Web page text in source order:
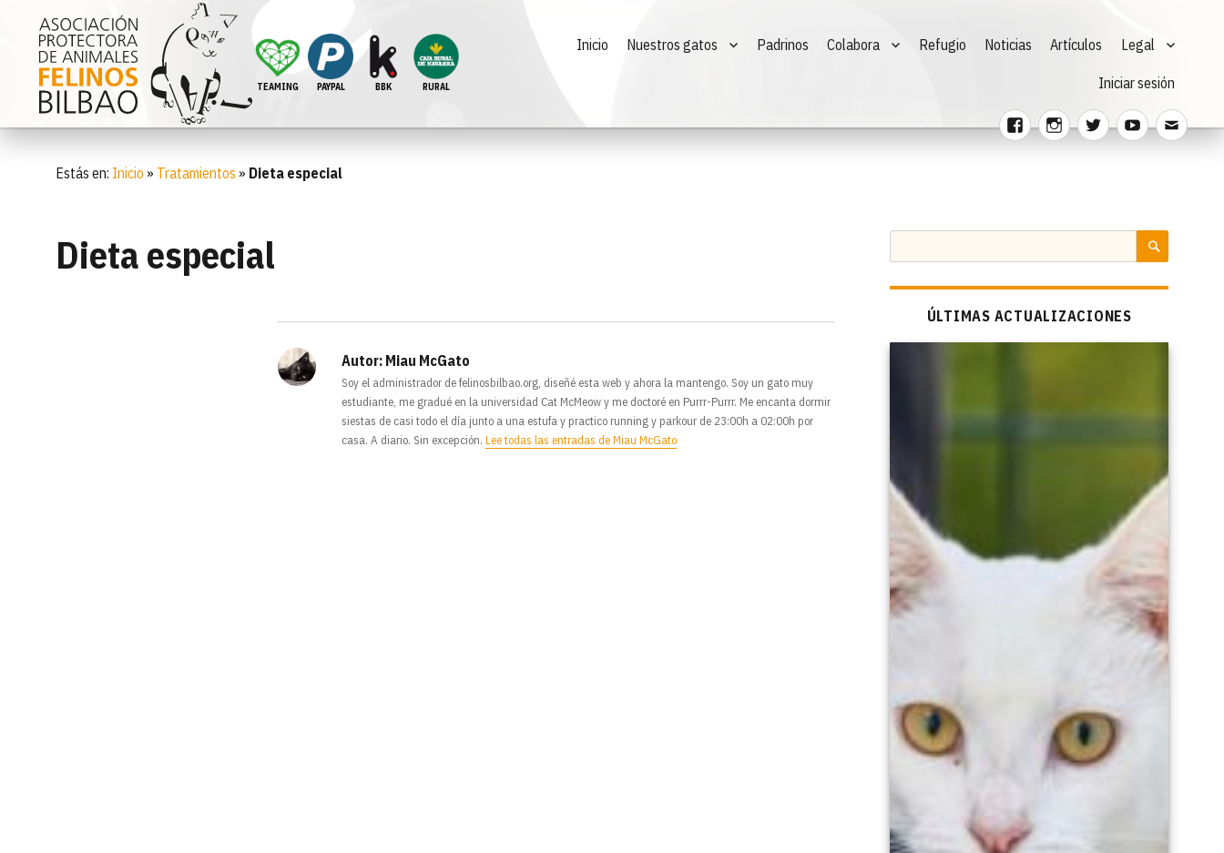
TEAMING PAYPAL BBK RURAL
FacebookInstagram
TwitterYoutubeCorreo
Inicio Nuestros gatos Padrinos Colabora Refugio Noticias Artículos Legal
Iniciar sesión
Estás en: Inicio » Tratamientos » Dieta especial
Dieta especial
Autor: Miau McGato
Soy el administrador de felinosbilbao.org, diseñé esta web y ahora la mantengo. Soy un gato muy
estudiante, me gradué en la universidad Cat McMeow y me doctoré en Purrr-Purrr. Me encanta dormir
siestas de casi todo el día junto a una estufa y practico running y parkour de 23:00h a 02:00h por
casa. A diario. Sin excepción.Lee todas las entradas de Miau McGato
por:
ÚLTIMAS ACTUALIZACIONES